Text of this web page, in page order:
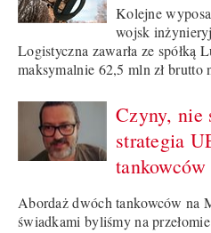
Kolejne
wojsk
Logistyczna zawarła ze spółką
maksymalnie 62,5 mln zł brutto
Czyny, nie
strategia
tankowców
Abordaż dwóch tankowców na
świadkami byliśmy na